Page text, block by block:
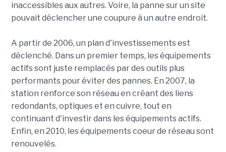
inaccessibles aux autres. Voire, la panne sur un site
pouvait déclencher une coupure à un autre endroit.
A partir de 2006, un plan d'investissements est
déclenché. Dans un premier temps, les équipements
actifs sont juste remplacés par des outils plus
performants pour éviter des pannes. En 2007, la
station renforce son réseau en créant des liens
redondants, optiques et en cuivre, tout en
continuant d'investir dans les équipements actifs.
Enfin, en 2010, les équipements coeur de réseau sont
renouvelés.